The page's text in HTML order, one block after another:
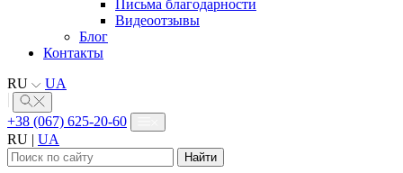
Письма благодарности
Видеоотзывы
Блог
Контакты
RU
UA
+38 (067) 625-20-60
RU | UA
Найти: